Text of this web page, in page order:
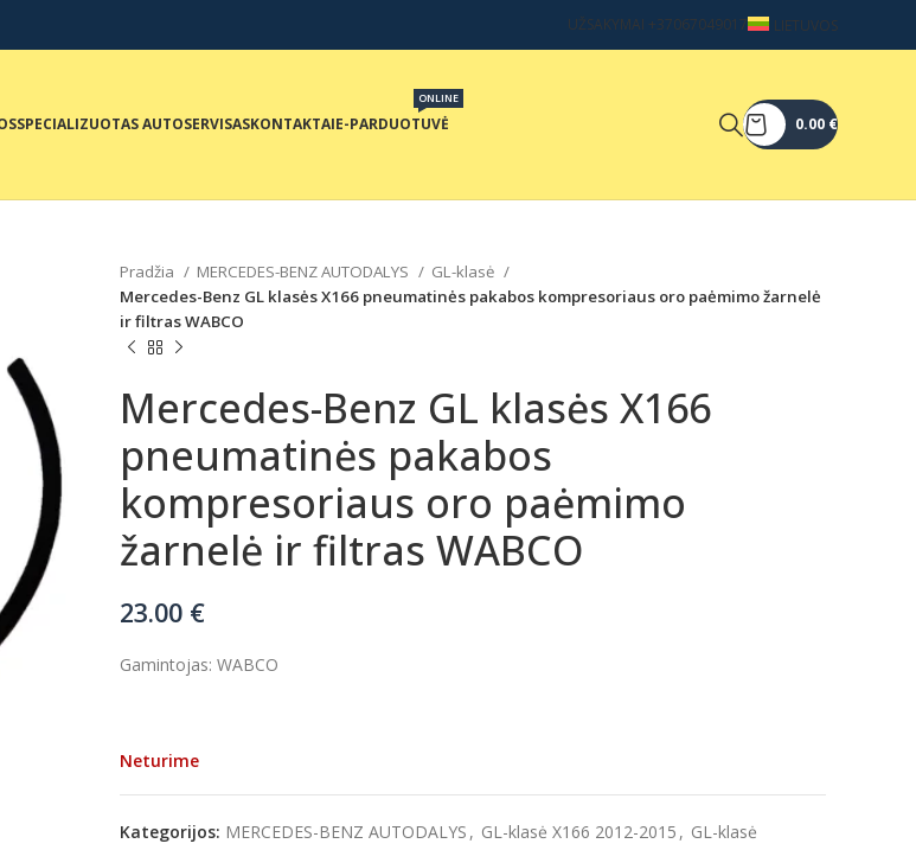
UŽSAKYMAI +37067049017 LIETUVOS
SPECIALIZUOTAS AUTOSERVISASKONTAKTAIE-PARDUOTUVĖ
ONLINE
0.00 €
Pradžia MERCEDES-BENZ AUTODALYS
GL-klasė
Mercedes-Benz GL klasės X166 pneumatinės pakabos kompresoriaus oro paėmimo žarnelė
ir filtras WABCO
Mercedes-Benz GL klasės X166
pneumatinės pakabos
kompresoriaus oro paėmimo
žarnelė ir filtras WABCO
23.00 €
Gamintojas: WABCO
Neturime
Kategorijos: MERCEDES-BENZ AUTODALYS , GL-klasė X166 2012-2015 , GL-klasė